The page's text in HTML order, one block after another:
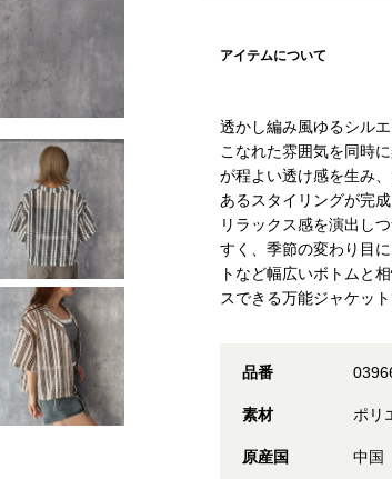
アイテムについて
透かし編み風ゆるシル
こなれた雰囲気を同時
が程よい透け感を生み
あるスタイリングが完
リラックス感を演出し
すく、季節の変わり目
トなど幅広いボトムと
スできる万能ジャケット
品番
素材 ポリ
原産国 中国